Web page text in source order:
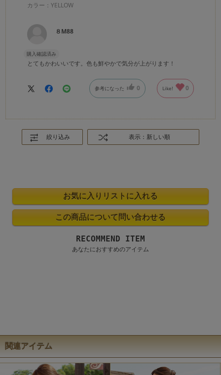
カラー：YELLOW
８M88
購入確認済み
とてもかわいいです。色も鮮やかで気分が上がります！
参考になった 0 Like! 0
絞り込み 表示：新しい順
RECOMMEND ITEM
あなたにおすすめのアイテム
関連アイテム